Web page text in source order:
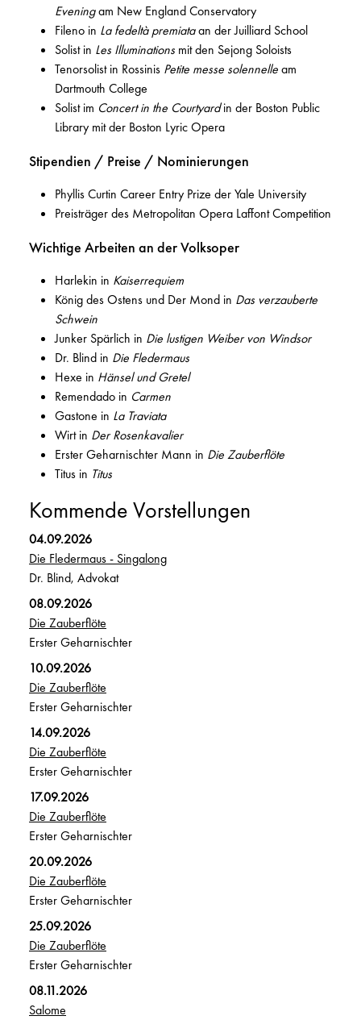
Eveningam New England Conservatory
Fileno in La fedeltà premiataan der Juilliard School
Solist in Les Illuminations mit den Sejong Soloists
Tenorsolist in Rossinis Petite messe solennelleam
Dartmouth College
Solist im Concert in the Courtyardin der Boston Public
Library mit der Boston Lyric Opera
Stipendien / Preise / Nominierungen
Phyllis Curtin Career Entry Prize der Yale University
Preisträger des Metropolitan Opera Laffont Competition
Wichtige Arbeiten an der Volksoper
Harlekin in Kaiserrequiem
König des Ostens und Der Mond in Das verzauberte
Schwein
Junker Spärlich in Die lustigen Weiber von Windsor
Dr. Blind in Die Fledermaus
Hexe in Hänsel und Gretel
Remendado in Carmen
Gastone in La Traviata
Wirt in Der Rosenkavalier
Erster Geharnischter Mann in Die Zauberflöte
Titus in Titus
Kommende Vorstellungen
04.09.2026
Die Fledermaus - Singalong
Dr. Blind, Advokat
08.09.2026
Die Zauberflöte
Erster Geharnischter
10.09.2026
Die Zauberflöte
Erster Geharnischter
14.09.2026
Die Zauberflöte
Erster Geharnischter
17.09.2026
Die Zauberflöte
Erster Geharnischter
20.09.2026
Die Zauberflöte
Erster Geharnischter
25.09.2026
Die Zauberflöte
Erster Geharnischter
08.11.2026
Salome